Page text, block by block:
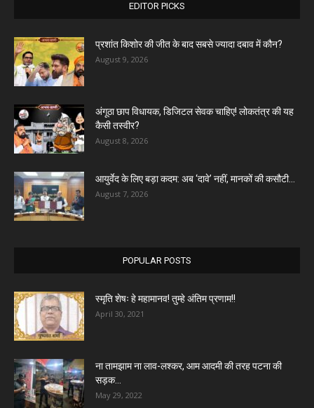
EDITOR PICKS
प्रशांत किशोर की जीत के बाद सबसे ज्यादा दबाव में कौन?
August 9, 2026
अंगूठा छाप विधायक, डिजिटल सेवक चाहिए! लोकतंत्र की यह
कैसी तस्वीर?
August 8, 2026
आयुर्वेद के लिए बड़ा कदम: अब ‘दावे’ नहीं, मानकों की कसौटी...
August 7, 2026
POPULAR POSTS
स्मृति शेषः हे महामानव! तुम्हे अंतिम प्रणाम!!
April 30, 2021
ना तामझाम ना लाव-लश्कर, आम आदमी की तरह पटना की
सड़क...
May 29, 2022